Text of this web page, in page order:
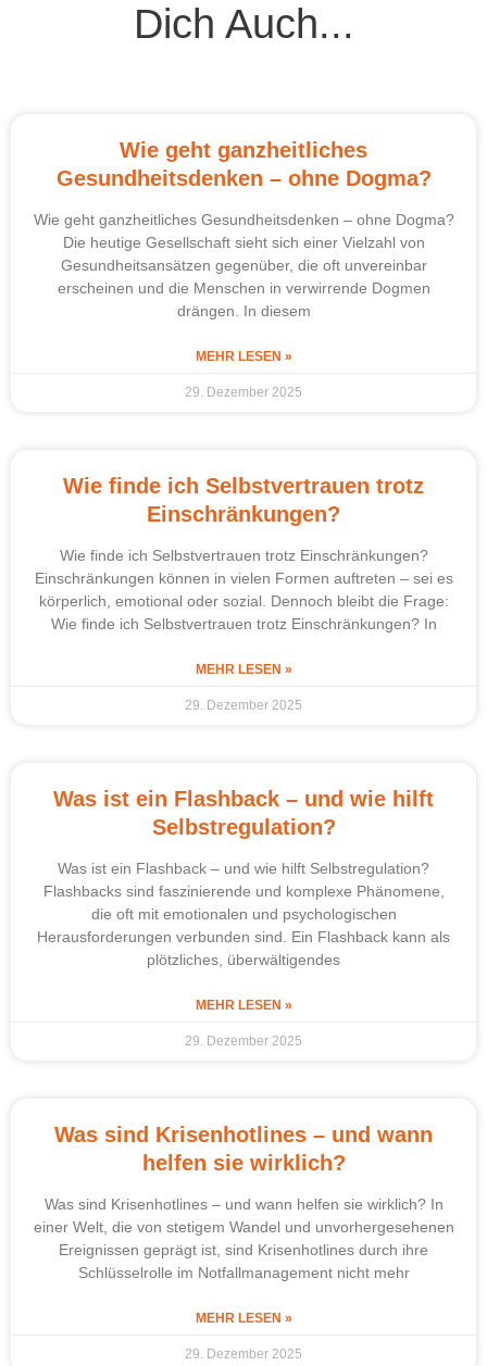
Dich Auch...
Wie geht ganzheitliches
Gesundheitsdenken – ohne Dogma?
Wie geht ganzheitliches Gesundheitsdenken – ohne Dogma?
Die heutige Gesellschaft sieht sich einer Vielzahl von
Gesundheitsansätzen gegenüber, die oft unvereinbar
erscheinen und die Menschen in verwirrende Dogmen
drängen. In diesem
MEHR LESEN »
29. Dezember 2025
Wie finde ich Selbstvertrauen trotz
Einschränkungen?
Wie finde ich Selbstvertrauen trotz Einschränkungen?
Einschränkungen können in vielen Formen auftreten – sei es
körperlich, emotional oder sozial. Dennoch bleibt die Frage:
Wie finde ich Selbstvertrauen trotz Einschränkungen? In
MEHR LESEN »
29. Dezember 2025
Was ist ein Flashback – und wie hilft
Selbstregulation?
Was ist ein Flashback – und wie hilft Selbstregulation?
Flashbacks sind faszinierende und komplexe Phänomene,
die oft mit emotionalen und psychologischen
Herausforderungen verbunden sind. Ein Flashback kann als
plötzliches, überwältigendes
MEHR LESEN »
29. Dezember 2025
Was sind Krisenhotlines – und wann
helfen sie wirklich?
Was sind Krisenhotlines – und wann helfen sie wirklich? In
einer Welt, die von stetigem Wandel und unvorhergesehenen
Ereignissen geprägt ist, sind Krisenhotlines durch ihre
Schlüsselrolle im Notfallmanagement nicht mehr
MEHR LESEN »
29. Dezember 2025